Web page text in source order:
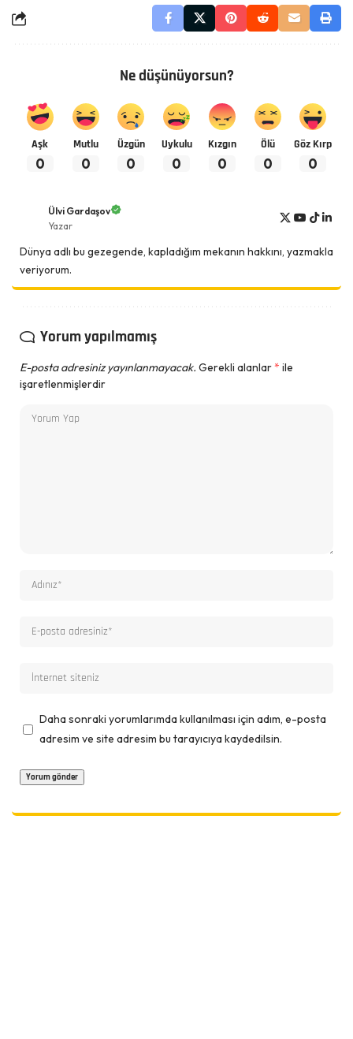
Ne düşünüyorsun?
Aşk
0
Mutlu
0
Üzgün
0
Uykulu
0
Kızgın
0
Ölü
0
Göz Kırp
0
Ülvi Gardaşov
Yazar
Dünya adlı bu gezegende, kapladığım mekanın hakkını, yazmakla
veriyorum.
Yorum yapılmamış
E-posta adresiniz yayınlanmayacak. Gerekli alanlar* ile
işaretlenmişlerdir
Daha sonraki yorumlarımda kullanılması için adım, e-posta
adresim ve site adresim bu tarayıcıya kaydedilsin.